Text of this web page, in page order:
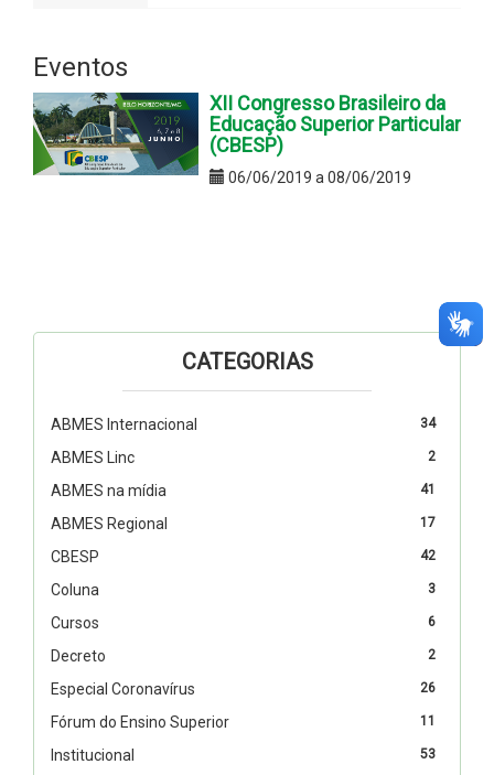
Eventos
XII Congresso Brasileiro da
Educação Superior Particular
(CBESP)
06/06/2019 a 08/06/2019
CATEGORIAS
34
ABMES Internacional
2
ABMES Linc
41
ABMES na mídia
17
ABMES Regional
42
CBESP
3
Coluna
6
Cursos
2
Decreto
26
Especial Coronavírus
11
Fórum do Ensino Superior
53
Institucional